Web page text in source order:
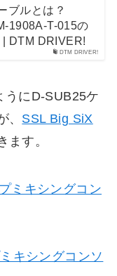
DTM DRIVER!
ブルとは？
1908A-T-015の
DTM DRIVER!
うにD-SUB25ケ
、 SSL Big SiX
ます。
キシングコンソ